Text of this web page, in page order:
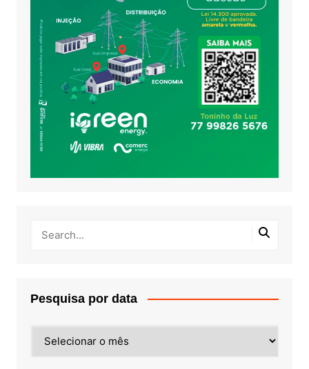
Pesquisa por data
por